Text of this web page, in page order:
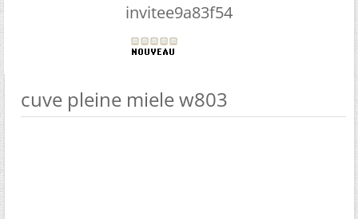
invitee9a83f54
cuve pleine miele w803